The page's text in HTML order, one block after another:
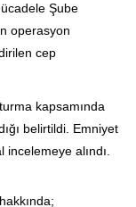
Şube
operasyon
cep
kapsamında
belirtildi. Emniyet
alındı.